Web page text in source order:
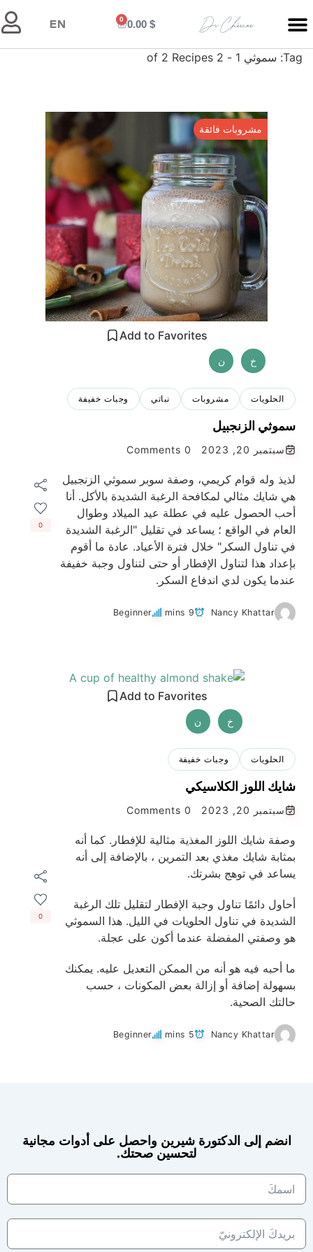
0.00 $
0
EN
Tag: سموثي 1 - 2 of 2 Recipes
Add to Favorites
مشروبات فائقة
خ ن
الحلويات مشروبات نباتي وجبات خفيفة
سموثي الزنجبيل
سبتمبر 20, 2023 0 Comments
0
لذيذ وله قوام كريمي، وصفة سوبر سموثي الزنجبيل
هي شايك مثالي لمكافحة الرغبة الشديدة بالأكل. أنا
أحب الحصول عليه في عطلة عيد الميلاد وطوال
العام في الواقع ؛ يساعد في تقليل "الرغبة الشديدة
في تناول السكر" خلال فترة الأعياد. عادة ما أقوم
بإعداد هذا لتناول الإفطار أو حتى لتناول وجبة خفيفة
عندما يكون لدي اندفاع السكر.
Nancy Khattar
9 mins
Beginner
Add to Favorites
خ ن
الحلويات وجبات خفيفة
شايك اللوز الكلاسيكي
سبتمبر 20, 2023 0 Comments
0
وصفة شايك اللوز المغذية مثالية للإفطار. كما أنه
بمثابة شايك مغذي بعد التمرين ، بالإضافة إلى أنه
يساعد في توهج بشرتك.
أحاول دائمًا تناول وجبة الإفطار لتقليل تلك الرغبة
الشديدة في تناول الحلويات في الليل. هذا السموثي
هو وصفتي المفضلة عندما أكون على عجلة.
ما أحبه فيه هو أنه من الممكن التعديل عليه. يمكنك
بسهولة إضافة أو إزالة بعض المكونات ، حسب
حالتك الصحية.
Nancy Khattar
5 mins
Beginner
انضم إلى الدكتورة شيرين واحصل على أدوات مجانية
لتحسين صحتك.